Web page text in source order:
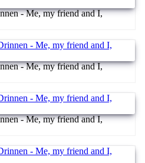
- Me, my friend and I,
- Me, my friend and I,
- Me, my friend and I,